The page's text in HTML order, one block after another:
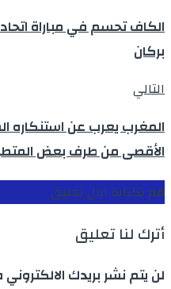
الكاف تحسم في مباراة
بركان
التالي
المغرب يعرب عن استنكاره
الأقصى من طرف بعض
قم بكتابة اول تعليق
أترك لنا تعليق
لن يتم نشر بريدك